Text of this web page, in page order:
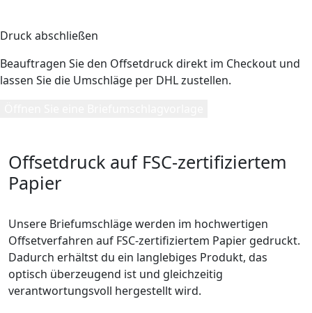
Druck abschließen
Beauftragen Sie den Offsetdruck direkt im Checkout und
lassen Sie die Umschläge per DHL zustellen.
Offsetdruck auf FSC-zertifiziertem
Papier
Unsere Briefumschläge werden im hochwertigen
Offsetverfahren auf FSC-zertifiziertem Papier gedruckt.
Dadurch erhältst du ein langlebiges Produkt, das
optisch überzeugend ist und gleichzeitig
verantwortungsvoll hergestellt wird.